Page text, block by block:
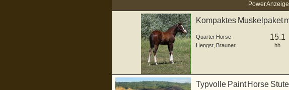
Power
Kompaktes Muskelpaket
Quarter Horse
Hengst Brauner
15.1
hh
Typvolle Paint Horse